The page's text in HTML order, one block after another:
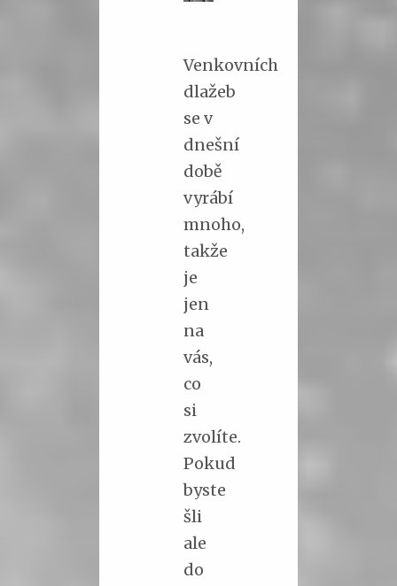
Venkovních
dlažeb
se v
dnešní
době
vyrábí
mnoho,
takže
je
jen
na
vás,
co
si
zvolíte.
Pokud
byste
šli
ale
do